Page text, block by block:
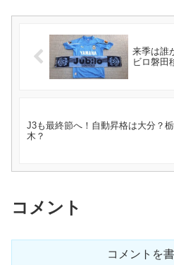
来季は誰
ビロ磐田
J3も最終節へ！自動昇格は大分？栃
木？
コメント
コメントを